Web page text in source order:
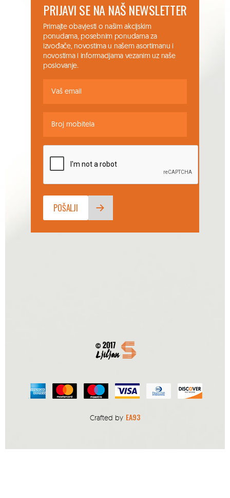
PRIJAVI SE NA NAŠ NEWSLETTER
Primajte obavjesti o našim akcijskim
ponudama, posebnim ponudama za
izvođače, novostima u našem asortimanu i
novostima i informacijama vezanim uz naše
poslovanje.
Crafted by EA93